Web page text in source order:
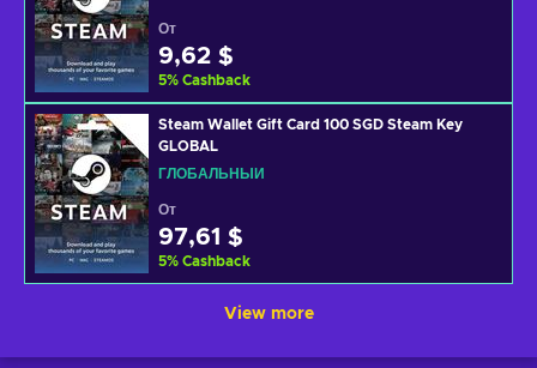
От
9,62 $
5% Cashback
Steam Wallet Gift Card 100 SGD Steam Key
GLOBAL
ГЛОБАЛЬНЫЙ
От
97,61 $
5% Cashback
View more